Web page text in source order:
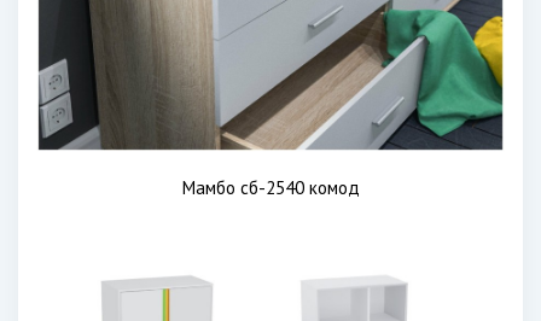
Мамбо сб-2540 комод